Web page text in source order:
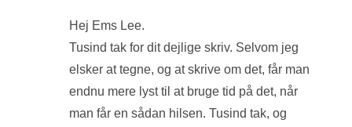
Hej Ems Lee.
Tusind tak for dit dejlige skriv. Selvom jeg
elsker at tegne, og at skrive om det, får man
endnu mere lyst til at bruge tid på det, når
man får en sådan hilsen. Tusind tak, og